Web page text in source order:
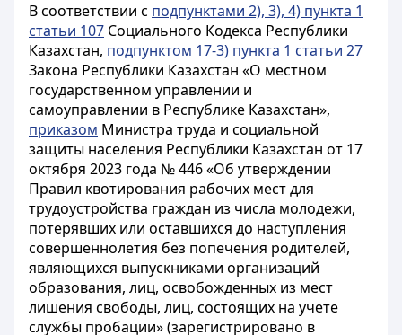
В соответствии с подпунктами 2), 3), 4) пункта 1
статьи 107 Социального Кодекса Республики
Казахстан, подпунктом 17-3) пункта 1 статьи 27
Закона Республики Казахстан «О местном
государственном управлении и
самоуправлении в Республике Казахстан»,
приказом Министра труда и социальной
защиты населения Республики Казахстан от 17
октября 2023 года № 446 «Об утверждении
Правил квотирования рабочих мест для
трудоустройства граждан из числа молодежи,
потерявших или оставшихся до наступления
совершеннолетия без попечения родителей,
являющихся выпускниками организаций
образования, лиц, освобожденных из мест
лишения свободы, лиц, состоящих на учете
службы пробации» (зарегистрировано в